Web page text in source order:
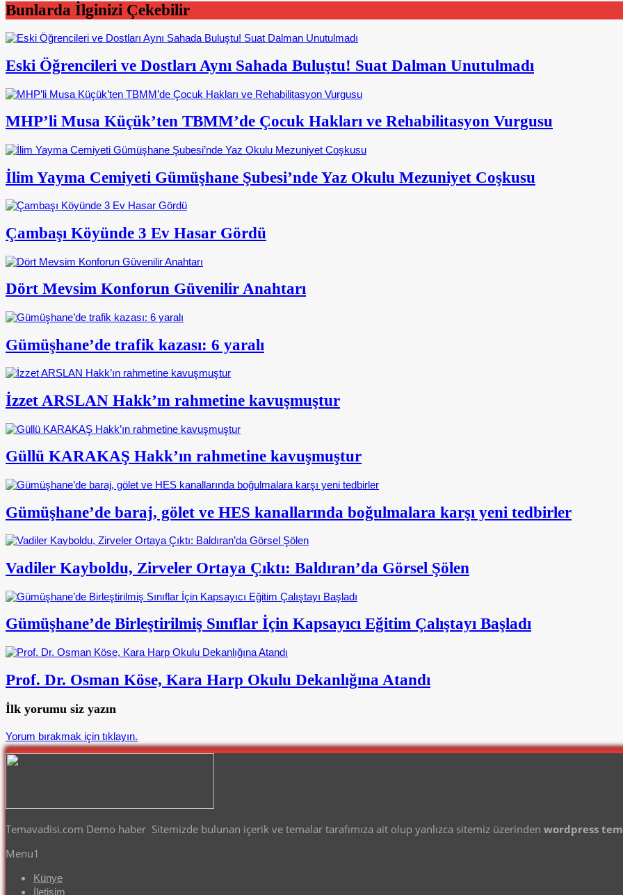
Bunlarda İlginizi Çekebilir
Eski Öğrencileri ve Dostları Aynı Sahada Buluştu! Suat Dalman Unutulmadı
MHP’li Musa Küçük’ten TBMM’de Çocuk Hakları ve Rehabilitasyon Vurgusu
İlim Yayma Cemiyeti Gümüşhane Şubesi’nde Yaz Okulu Mezuniyet Coşkusu
Çambaşı Köyünde 3 Ev Hasar Gördü
Dört Mevsim Konforun Güvenilir Anahtarı
Gümüşhane’de trafik kazası: 6 yaralı
İzzet ARSLAN Hakk’ın rahmetine kavuşmuştur
Güllü KARAKAŞ Hakk’ın rahmetine kavuşmuştur
Gümüşhane’de baraj, gölet ve HES kanallarında boğulmalara karşı yeni tedbirler
Vadiler Kayboldu, Zirveler Ortaya Çıktı: Baldıran’da Görsel Şölen
Gümüşhane’de Birleştirilmiş Sınıflar İçin Kapsayıcı Eğitim Çalıştayı Başladı
Prof. Dr. Osman Köse, Kara Harp Okulu Dekanlığına Atandı
İlk yorumu siz yazın
Yorum bırakmak için tıklayın.
Temavadisi.com Demo haber Sitemizde bulunan içerik ve temalar tarafımıza ait olup yanlızca sitemiz üzerinden wordpress
Menu1
Künye
İletişim